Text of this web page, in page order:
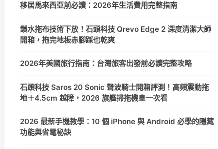
移居馬來西亞前必讀：2026年生活費用完整指南
鎖水拖布技術下放！石頭科技 Qrevo Edge 2 深度清潔大師
開箱，拖完地板赤腳踩也乾爽
2026年美國旅行指南：台灣旅客出發前必讀完整攻略
石頭科技 Saros 20 Sonic 聲波騎士開箱評測！高頻震動拖
地＋4.5cm 越障，2026 旗艦掃拖機皇一次看
2026 最新手機教學：10 個 iPhone 與 Android 必學的隱藏
功能與省電秘訣